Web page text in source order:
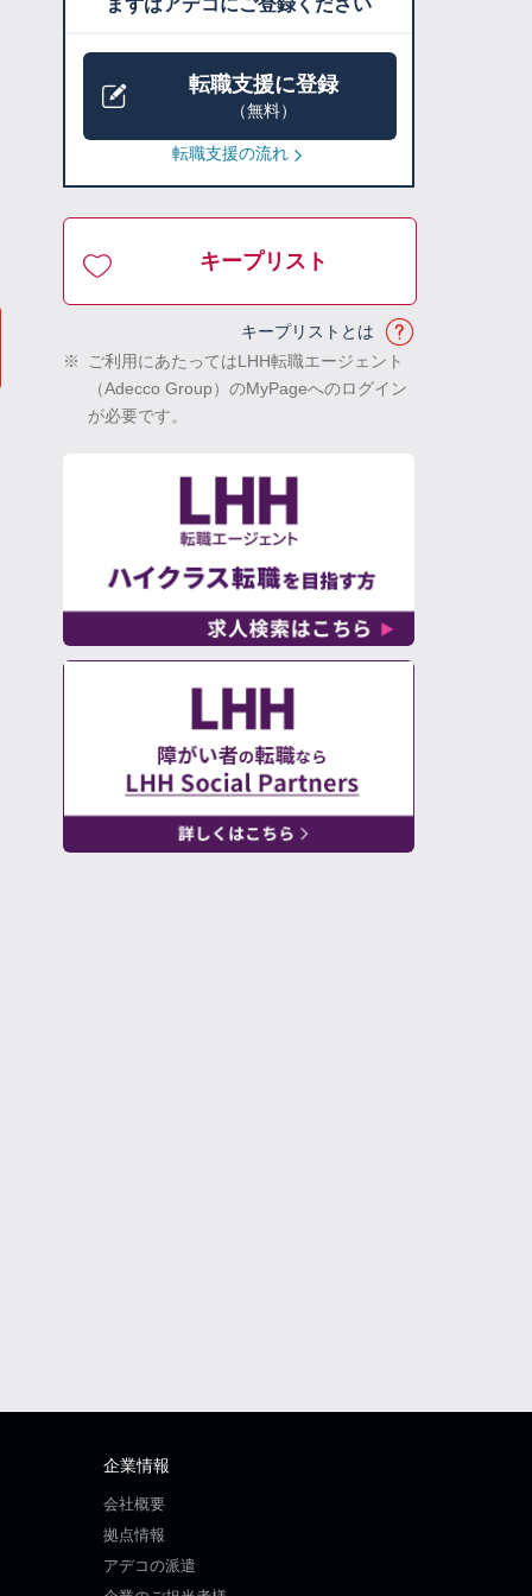
まずはアデコにご登録ください
転職支援に登録
（無料）
転職支援の流れ
キープリスト
キープリストとは
※
ご利用にあたってはLHH転職エージェント
（Adecco Group）のMyPageへのログイン
が必要です。
企業情報
会社概要
拠点情報
アデコの派遣